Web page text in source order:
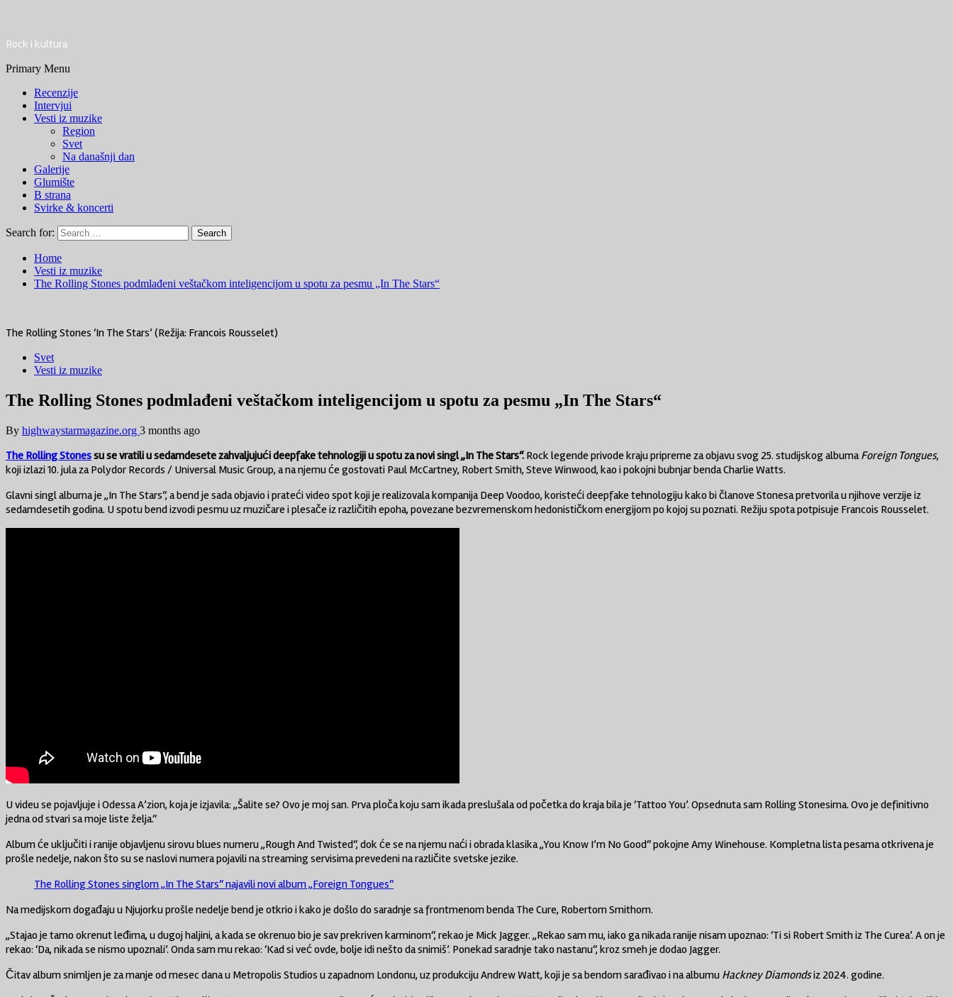
Rock i kultura
Primary Menu
Recenzije
Intervjui
Vesti iz muzike
Region
Svet
Na današnji dan
Galerije
Glumište
B strana
Svirke & koncerti
Search for:
Home
Vesti iz muzike
The Rolling Stones podmlađeni veštačkom inteligencijom u spotu za pesmu „In The Stars“
The Rolling Stones ‘In The Stars’ (Režija: Francois Rousselet)
Svet
Vesti iz muzike
The Rolling Stones podmlađeni veštačkom inteligencijom u spotu za pesmu „In The Stars“
By highwaystarmagazine.org 3 months ago
The Rolling Stonessu se vratili u sedamdesete zahvaljujući deepfake tehnologiji u spotu za novi singl „In The Stars“.Rock legende privode kraju pripreme za objavu svog 25. studijskog albumaForeign Tongues,
koji izlazi 10. jula zaPolydor Records / Universal Music Group, a na njemu će gostovati Paul McCartney, Robert Smith, Steve Winwood, kao i pokojni bubnjar bendaCharlie Watts.
Glavni singl albuma je „In The Stars“, a bend je sada objavio i prateći video spot koji je realizovala kompanija Deep Voodoo, koristeći deepfake tehnologiju kako bi članove Stonesa pretvorila u njihove verzije iz
sedamdesetih godina. U spotu bend izvodi pesmu uz muzičare i plesače iz različitih epoha, povezane bezvremenskom hedonističkom energijom po kojoj su poznati. Režiju spota potpisuje Francois Rousselet.
U videu se pojavljuje iOdessa A’zion, koja je izjavila: „Šalite se? Ovo je moj san. Prva ploča koju sam ikada preslušala od početka do kraja bila je ‘Tattoo You’. Opsednuta sam Rolling Stonesima. Ovo je definitivno
jedna od stvari sa moje liste želja.“
Album će uključiti i ranije objavljenu sirovu blues numeru „Rough And Twisted“, dok će se na njemu naći i obrada klasika „You Know I’m No Good“ pokojne Amy Winehouse. Kompletna lista pesama otkrivena je
prošle nedelje, nakon što su se naslovi numera pojavili na streaming servisima prevedeni na različite svetske jezike.
The Rolling Stones singlom „In The Stars“ najavili novi album „Foreign Tongues“
Na medijskom događaju u Njujorkuprošle nedelje bend je otkrio i kako je došlo do saradnje sa frontmenom bendaThe Cure, Robertom Smithom.
„Stajao je tamo okrenut leđima, u dugoj haljini, a kada se okrenuo bio je sav prekriven karminom“, rekao je Mick Jagger. „Rekao sam mu, iako ga nikada ranije nisam upoznao: ‘Ti si Robert Smith iz The Curea’. A on je
rekao: ‘Da, nikada se nismo upoznali’. Onda sam mu rekao: ‘Kad si već ovde, bolje idi nešto da snimiš’. Ponekad saradnje tako nastanu“, kroz smeh je dodao Jagger.
Čitav album snimljen je za manje od mesec dana u Metropolis Studios u zapadnom Londonu, uz produkcijuAndrew Watt, koji je sa bendom sarađivao i na albumu Hackney Diamondsiz 2024. godine.